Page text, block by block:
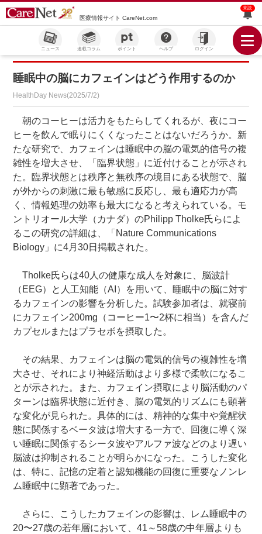
医療情報サイト CareNet.com
未読
ニュース 連載コラム ポイント ヘルプ ログイン
睡眠中の脳にカフェインはどう作用するのか
HealthDay News(2025/7/2)
朝のコーヒーは活力をもたらしてくれるが、夜にコー
ヒーを飲んで眠りにくくなったことはないだろうか。新
たな研究で、カフェインは睡眠中の脳の電気的信号の複
雑性を増大させ、「臨界状態」に近付けることが示され
た。臨界状態とは秩序と無秩序の境目にある状態で、脳
が外からの刺激に最も敏感に反応し、最も適応力が高
く、情報処理の効率も最大になると考えられている。モ
ントリオール大学（カナダ）のPhilipp Tholke氏らによ
るこの研究の詳細は、「Nature Communications
Biology」に4月30日掲載された。
Tholke氏らは40人の健康な成人を対象に、脳波計
（EEG）と人工知能（AI）を用いて、睡眠中の脳に対す
るカフェインの影響を分析した。試験参加者は、就寝前
にカフェイン200mg（コーヒー1〜2杯に相当）を含んだ
カプセルまたはプラセボを摂取した。
その結果、カフェインは脳の電気的信号の複雑性を増
大させ、それにより神経活動はより多様で柔軟になるこ
とが示された。また、カフェイン摂取により脳活動のパ
ターンは臨界状態に近付き、脳の電気的リズムにも顕著
な変化が見られた。具体的には、精神的な集中や覚醒状
態に関係するベータ波は増大する一方で、回復に導く深
い睡眠に関係するシータ波やアルファ波などのより遅い
脳波は抑制されることが明らかになった。こうした変化
は、特に、記憶の定着と認知機能の回復に重要なノンレ
ム睡眠中に顕著であった。
さらに、こうしたカフェインの影響は、レム睡眠中の
20〜27歳の若年層において、41～58歳の中年層よりも